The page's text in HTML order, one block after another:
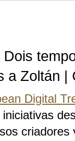
a Zoltán |
Digital
criadores